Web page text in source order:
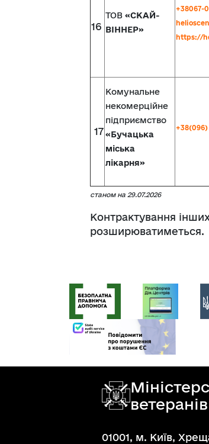
16
ТОВ «СКАЙ-
ВІННЕР»
+38067-
https://
17
Комунальне
некомерційне
підприємство
«Бучацька
міська
лікарня»
+38(096)
станом на 29.07.2026
Контрактування
розширюватиметься.
01001, м. Київ,